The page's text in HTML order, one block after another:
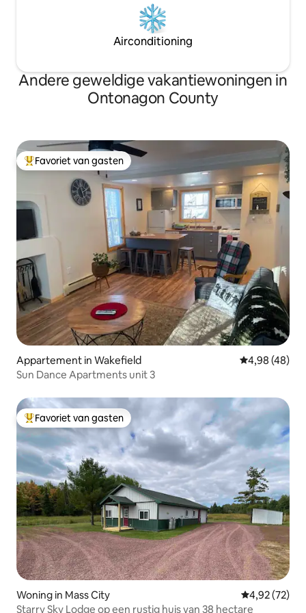
Airconditioning
Andere geweldige vakantiewoningen in
Ontonagon County
Topfavoriet van gasten
Favoriet van gasten
Appartement in Wakefield Gemiddelde
4,98 (48)
Sun Dance Apartments unit 3
Topfavoriet van gasten
Favoriet van gasten
Woning in Mass City Gemiddelde
4,92 (72)
Starry Sky Lodge op een rustig huis van 38 hectare